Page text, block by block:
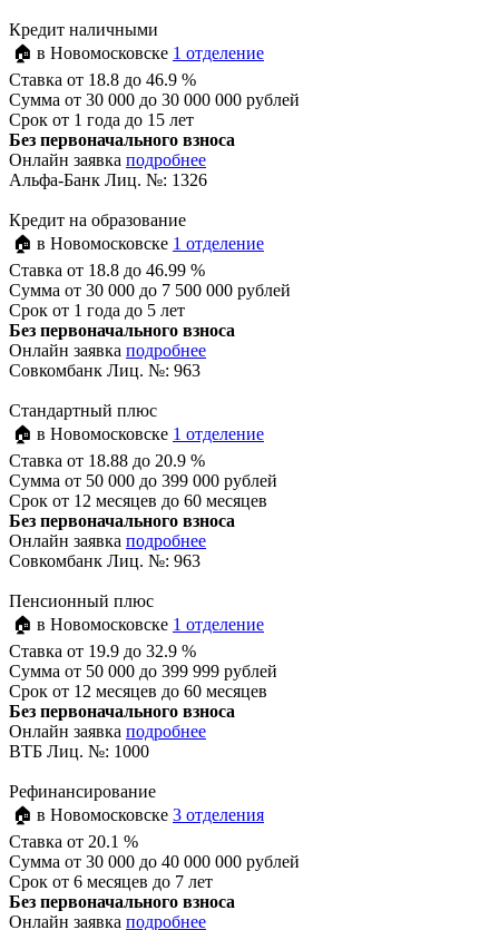
Кредит наличными
🏠 в Новомосковске 1 отделение
Ставка от 18.8 до 46.9 %
Сумма от 30 000 до 30 000 000 рублей
Срок от 1 года до 15 лет
Без первоначального взноса
Онлайн заявка подробнее
Альфа-Банк Лиц. №: 1326
Кредит на образование
🏠 в Новомосковске 1 отделение
Ставка от 18.8 до 46.99 %
Сумма от 30 000 до 7 500 000 рублей
Срок от 1 года до 5 лет
Без первоначального взноса
Онлайн заявка подробнее
Совкомбанк Лиц. №: 963
Стандартный плюс
🏠 в Новомосковске 1 отделение
Ставка от 18.88 до 20.9 %
Сумма от 50 000 до 399 000 рублей
Срок от 12 месяцев до 60 месяцев
Без первоначального взноса
Онлайн заявка подробнее
Совкомбанк Лиц. №: 963
Пенсионный плюс
🏠 в Новомосковске 1 отделение
Ставка от 19.9 до 32.9 %
Сумма от 50 000 до 399 999 рублей
Срок от 12 месяцев до 60 месяцев
Без первоначального взноса
Онлайн заявка подробнее
ВТБ Лиц. №: 1000
Рефинансирование
🏠 в Новомосковске 3 отделения
Ставка от 20.1 %
Сумма от 30 000 до 40 000 000 рублей
Срок от 6 месяцев до 7 лет
Без первоначального взноса
Онлайн заявка подробнее